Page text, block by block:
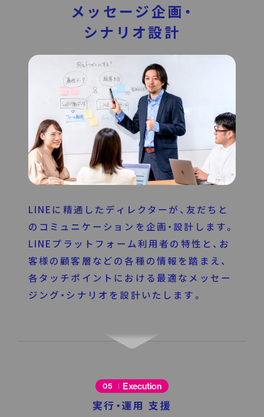
メッセージ企画・
シナリオ設計
LINEに精通したディレクターが、友だちと
のコミュニケーションを企画・設計します。
LINEプラットフォーム利用者の特性と、お
客様の顧客層などの各種の情報を踏まえ、
各タッチポイントにおける最適なメッセー
ジング・シナリオを設計いたします。
05 Execution
実行・運用 支援